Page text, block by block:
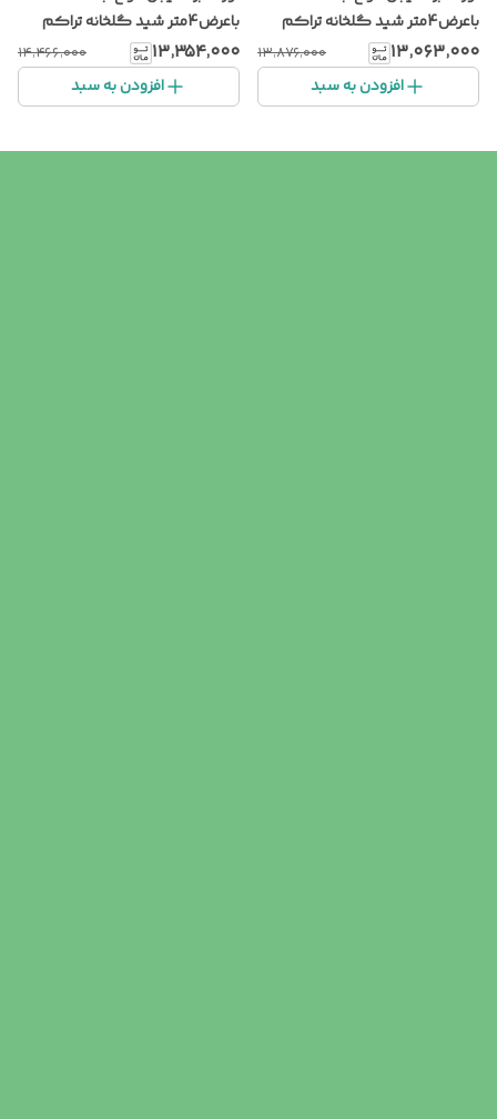
باعرض4متر شید گلخانه تراکم
80٪ضدآفتاب آنتی یووی تورینه
بافت SHADE NET GREENخام
۱۳٬۰۶۳٬۰۰۰ ۱۳٬۸۷۶٬۰۰۰
افزودن به سبد
باعرض4متر شید گلخانه تراکم
80٪ضدآفتاب آنتی یووی تورینه
بافت SHADE NET GREENخام
۱۳٬۳۵۴٬۰۰۰ ۱۴٬۴۶۶٬۰۰۰
افزودن به سبد